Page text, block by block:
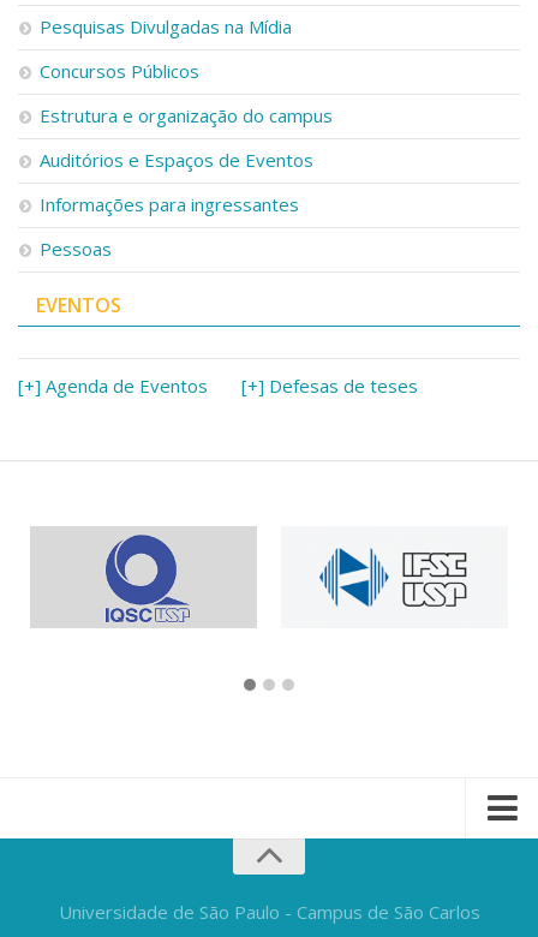
Pesquisas Divulgadas na Mídia
Concursos Públicos
Estrutura e organização do campus
Auditórios e Espaços de Eventos
Informações para ingressantes
Pessoas
EVENTOS
[+] Agenda de Eventos [+] Defesas de teses
Universidade de São Paulo - Campus de São Carlos